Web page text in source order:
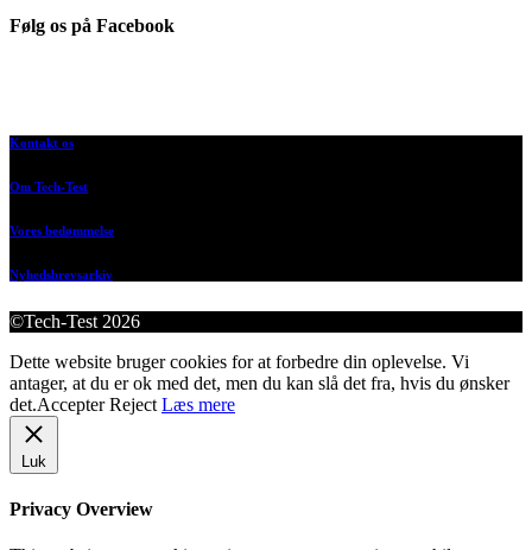
Følg os på Facebook
Kontakt os
Om Tech-Test
Vores bedømmelse
Nyhedsbrevsarkiv
©Tech-Test 2026
Dette website bruger cookies for at forbedre din oplevelse. Vi
antager, at du er ok med det, men du kan slå det fra, hvis du ønsker
det.Accepter Reject Læs mere
Luk
Privacy Overview